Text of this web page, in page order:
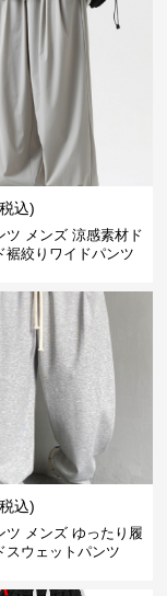
込)
ツ メンズ 涼感素材ド
裾絞りワイドパンツ
込)
ツ メンズ ゆったり履
スウェットパンツ